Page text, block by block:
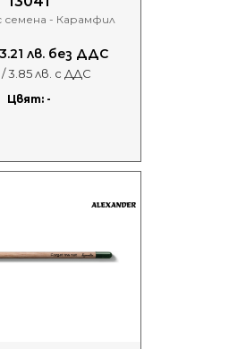
семена - Карамфил
лв. без ДДС
/ 3.85 лв. с ДДС
Цвят: -